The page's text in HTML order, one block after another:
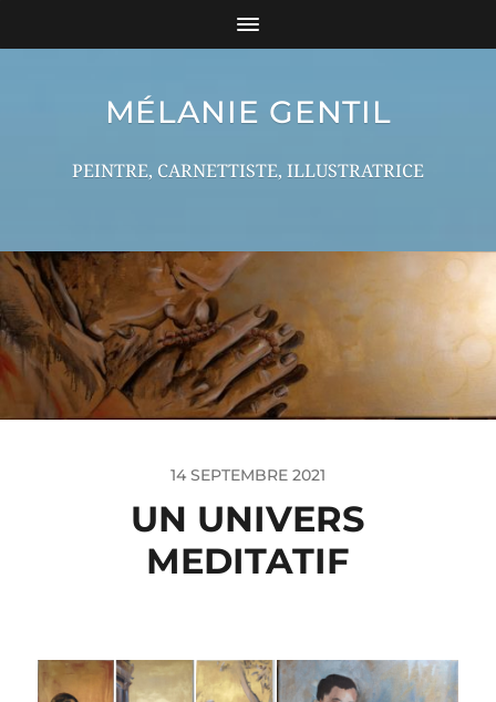
MÉLANIE GENTIL
PEINTRE, CARNETTISTE, ILLUSTRATRICE
14 SEPTEMBRE 2021
UN UNIVERS
MEDITATIF